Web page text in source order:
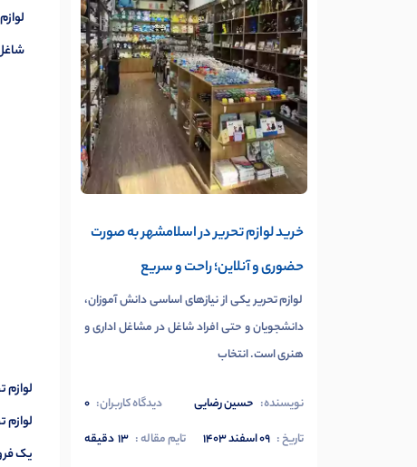
خرید لوازم تحریر در اسلامشهر به صورت
حضوری و آنلاین؛ راحت و سریع
لوازم تحریر یکی از نیازهای اساسی دانش آموزان،
دانشجویان و حتی افراد شاغل در مشاغل اداری و
هنری است. انتخاب
نویسنده: حسین رضایی دیدگاه کاربران: 0
تاریخ : ۰۹ اسفند ۱۴۰۳ تایم مقاله : 13دقیقه
یک